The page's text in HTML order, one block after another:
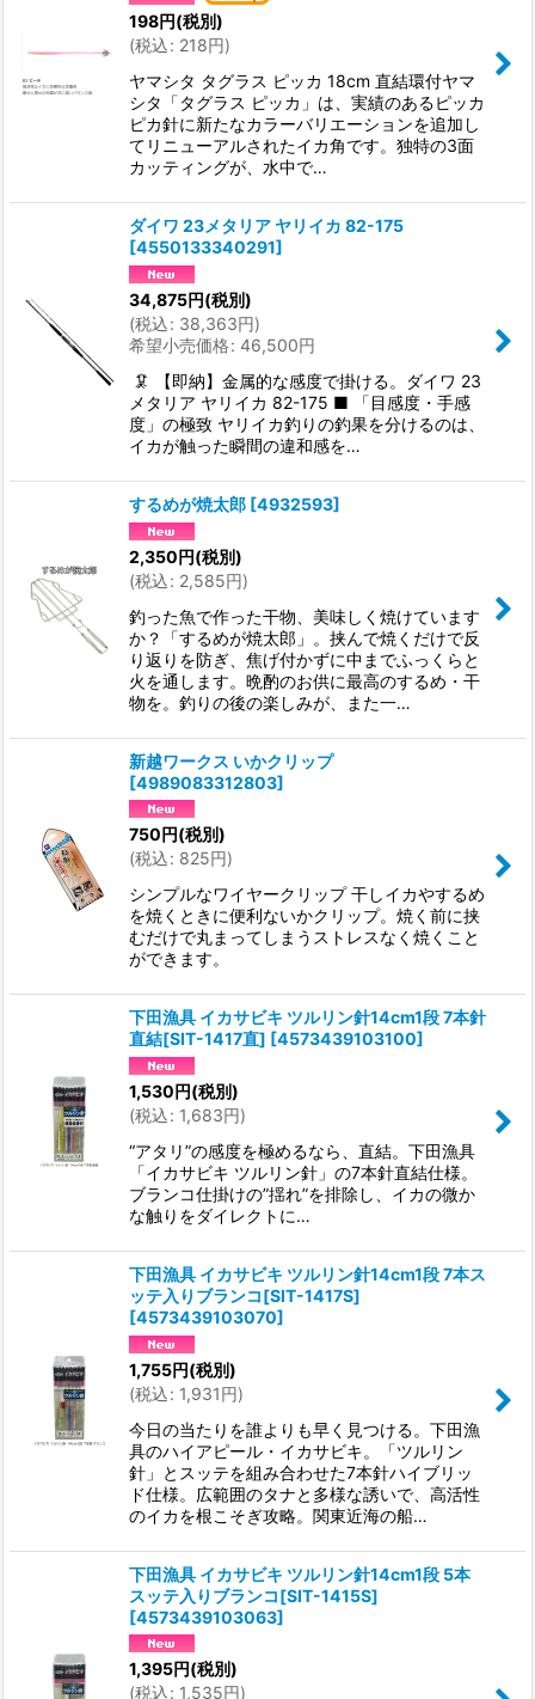
198円(税別)
(税込: 218円)
ヤマシタ タグラス ピッカ 18cm 直結環付ヤマ
シタ「タグラス ピッカ」は、実績のあるピッカ
ピカ針に新たなカラーバリエーションを追加し
てリニューアルされたイカ角です。独特の3面
カッティングが、水中で…
ダイワ 23メタリア ヤリイカ 82-175
[4550133340291]
34,875円(税別)
(税込: 38,363円)
希望小売価格: 46,500円
🦑 【即納】金属的な感度で掛ける。ダイワ 23
メタリア ヤリイカ 82-175 ■ 「目感度・手感
度」の極致 ヤリイカ釣りの釣果を分けるのは、
イカが触った瞬間の違和感を…
するめが焼太郎 [4932593]
2,350円(税別)
(税込: 2,585円)
釣った魚で作った干物、美味しく焼けています
か？「するめが焼太郎」。挟んで焼くだけで反
り返りを防ぎ、焦げ付かずに中までふっくらと
火を通します。晩酌のお供に最高のするめ・干
物を。釣りの後の楽しみが、また一…
新越ワークス いかクリップ
[4989083312803]
750円(税別)
(税込: 825円)
シンプルなワイヤークリップ 干しイカやするめ
を焼くときに便利ないかクリップ。焼く前に挟
むだけで丸まってしまうストレスなく焼くこと
ができます。
下田漁具 イカサビキ ツルリン針14cm1段 7本針
直結[SIT-1417直] [4573439103100]
1,530円(税別)
(税込: 1,683円)
“アタリ”の感度を極めるなら、直結。下田漁具
「イカサビキ ツルリン針」の7本針直結仕様。
ブランコ仕掛けの”揺れ”を排除し、イカの微か
な触りをダイレクトに…
下田漁具 イカサビキ ツルリン針14cm1段 7本ス
ッテ入りブランコ[SIT-1417S]
[4573439103070]
1,755円(税別)
(税込: 1,931円)
今日の当たりを誰よりも早く見つける。下田漁
具のハイアピール・イカサビキ。「ツルリン
針」とスッテを組み合わせた7本針ハイブリッ
ド仕様。広範囲のタナと多様な誘いで、高活性
のイカを根こそぎ攻略。関東近海の船…
下田漁具 イカサビキ ツルリン針14cm1段 5本
スッテ入りブランコ[SIT-1415S]
[4573439103063]
1,395円(税別)
(税込: 1,535円)